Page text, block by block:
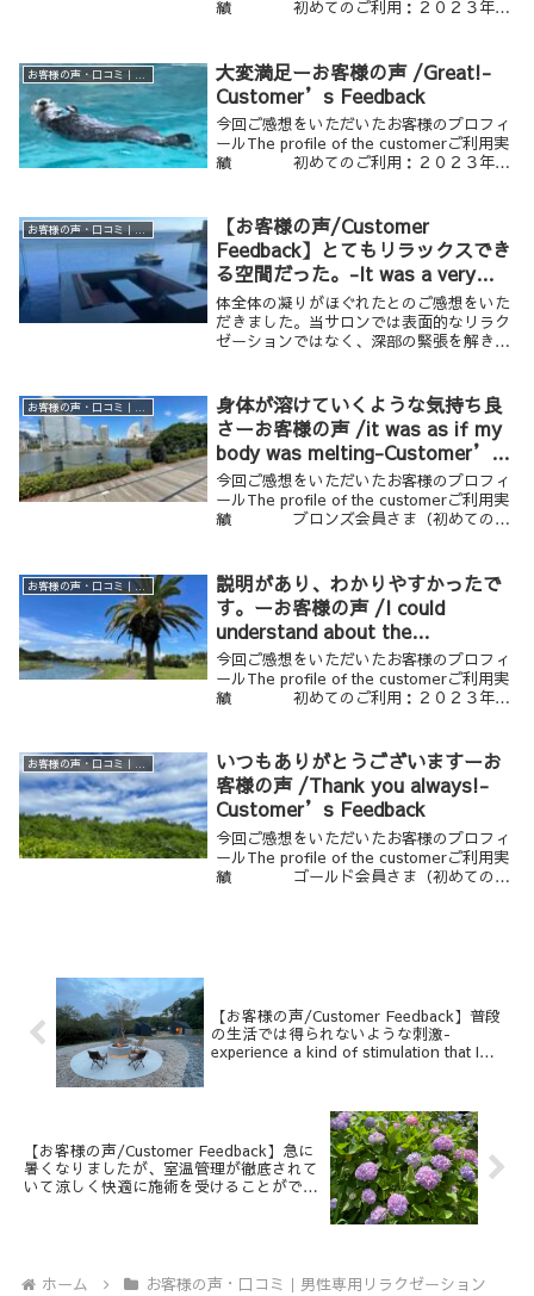
績 初めてのご利用：２０２３年年
（アロマボディワーク） ...
大変満足ーお客様の声 /Great!-
Customer’s Feedback
今回ご感想をいただいたお客様のプロフィ
ールThe profile of the customerご利用実
績 初めてのご利用：２０２３年年
（メンズスウィート（アロ...
【お客様の声/Customer
Feedback】とてもリラックスでき
る空間だった。-It was a very
relaxing and comfortable space.
体全体の凝りがほぐれたとのご感想をいた
だきました。当サロンでは表面的なリラク
ゼーションではなく、深部の緊張を解き、
ア。
身体が溶けていくような気持ち良
さーお客様の声 /it was as if my
body was melting-Customer’s
Feedback
今回ご感想をいただいたお客様のプロフィ
ールThe profile of the customerご利用実
績 ブロンズ会員さま（初めてのご
ーク １２０分 （ア...
お客様の声・口コミ｜男性専用リラクゼーション Krathoorm クラトーム 大阪
説明があり、わかりやすかったで
す。ーお客様の声 /I could
understand about the
techniques because of getting
explanation.-Customer’s
Feedback
今回ご感想をいただいたお客様のプロフィ
ールThe profile of the customerご利用実
績 初めてのご利用：２０２３年年
ルサイネイザンライト）...
お客様の声・口コミ｜男性専用リラクゼーション Krathoorm クラトーム 大阪
いつもありがとうございますーお
客様の声 /Thank you always!-
Customer’s Feedback
今回ご感想をいただいたお客様のプロフィ
ールThe profile of the customerご利用実
績 ゴールド会員さま（初めてのご
【お客様の声/Customer Feedback】普段
の生活では得られないような刺激-
experience a kind of stimulation that I
【お客様の声/Customer Feedback】急に
暑くなりましたが、室温管理が徹底されて
いて涼しく快適に施術を受けることができ
and comfortable environment.
ホーム
お客様の声・口コミ｜男性専用リラクゼーション